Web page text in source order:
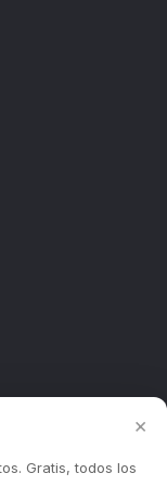
×
Gratis, todos los